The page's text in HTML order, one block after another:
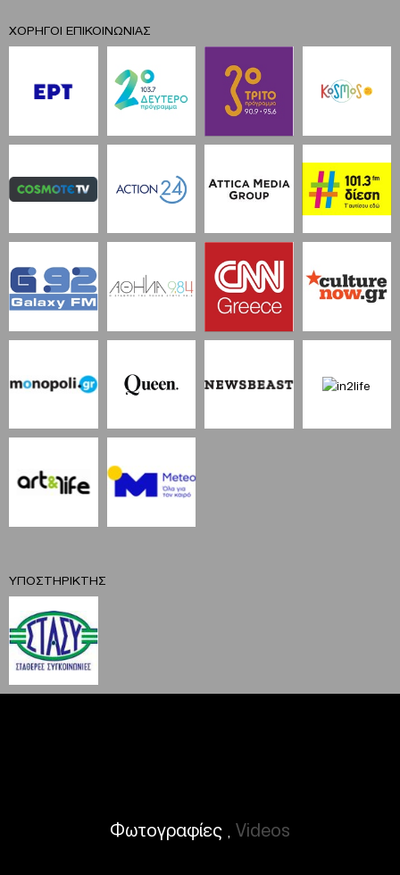
ΧΟΡΗΓΟΙ ΕΠΙΚΟΙΝΩΝΙΑΣ
ΥΠΟΣΤΗΡΙΚΤΗΣ
Φωτογραφίες Videos